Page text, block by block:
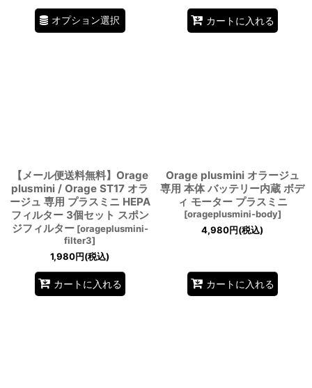
オプション選択 カートに入れる
【メール便送料無料】Orage
plusmini / Orage ST17 オラ
ージュ 専用 プラスミニ HEPA
フィルター 3個セット スポン
ジフィルター [orageplusmini-
filter3]
1,980円(税込)
カートに入れる
Orage plusmini オラージュ
専用 本体 バッテリー内蔵 ボデ
ィ モーター プラスミニ
[orageplusmini-body]
4,980円(税込)
カートに入れる